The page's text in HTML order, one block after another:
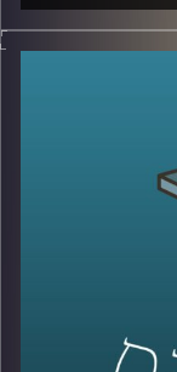
ב– NYU,
את האמת.
שקרנים.
המופלאה